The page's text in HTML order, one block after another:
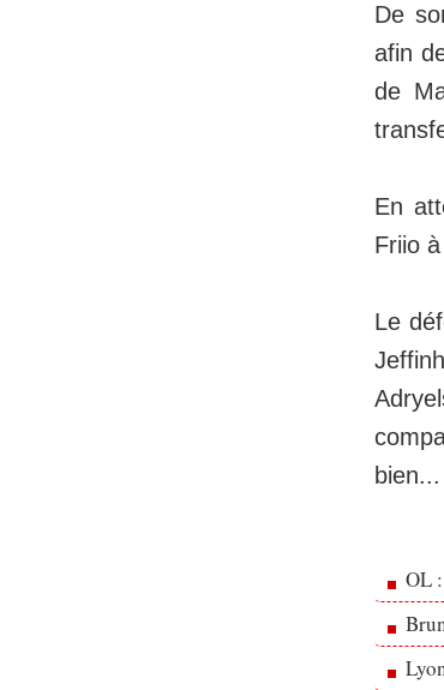
De
afin
de
En
Friio
Le
bien...
OL